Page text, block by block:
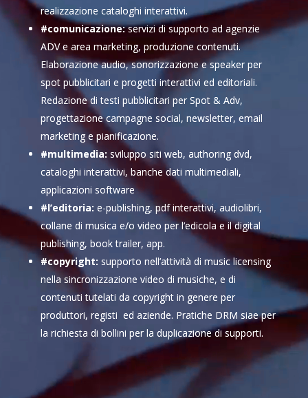
realizzazione cataloghi interattivi.
#comunicazione:servizi di supporto ad agenzie
ADV e area marketing, produzione contenuti.
Elaborazione audio, sonorizzazione e speaker per
spot pubblicitari e progetti interattivi ed editoriali.
Redazione di testi pubblicitari per Spot & Adv,
progettazione campagne social, newsletter, email
marketing e pianificazione.
#multimedia: sviluppo siti web, authoring dvd,
cataloghi interattivi, banche dati multimediali,
applicazioni software
#l’editoria: e-publishing, pdf interattivi, audiolibri,
collane di musica e/o video per l’edicola e il digital
publishing, book trailer, app.
#copyright: supporto nell’attività di music licensing
nella sincronizzazione video di musiche, e di
contenuti tutelati da copyright in genere per
produttori, registi ed aziende. Pratiche DRM siae per
la richiesta di bollini per la duplicazione di supporti.